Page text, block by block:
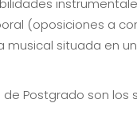
(oposiciones a
situada en
Postgrado son los